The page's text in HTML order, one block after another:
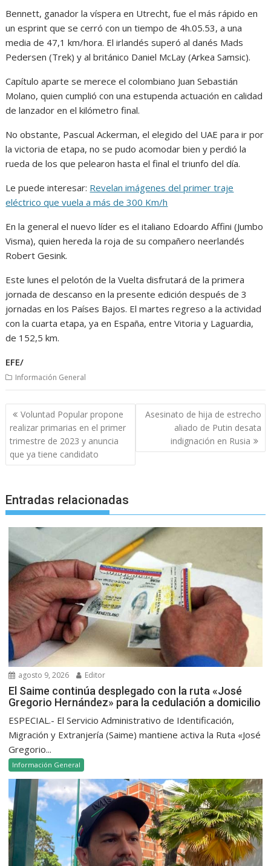
Bennett, ganador la víspera en Utrecht, fue el más rápido en
un esprint que se cerró con un tiempo de 4h.05.53, a una
media de 47,1 km/hora. El irlandés superó al danés Mads
Pedersen (Trek) y al británico Daniel McLay (Arkea Samsic).
Capítulo aparte se merece el colombiano Juan Sebastián
Molano, quien cumplió con una estupenda actuación en calidad
de lanzador en el kilómetro final.
No obstante, Pascual Ackerman, el elegido del UAE para ir por
la victoria de etapa, no se pudo acomodar bien y perdió la
rueda de los que pelearon hasta el final el triunfo del día.
Le puede interesar: Revelan imágenes del primer traje
eléctrico que vuela a más de 300 Km/h
En la general el nuevo líder es el italiano Edoardo Affini (Jumbo
Visma), quien hereda la roja de su compañero neerlandés
Robert Gesink.
Este lunes el pelotón de la Vuelta disfrutará de la primera
jornada de descanso en la presente edición después de 3
jornadas en los Países Bajos. El martes regreso a la actividad
con la cuarta etapa, ya en España, entre Vitoria y Laguardia,
de 152,5 km.
EFE/
Información General
Navegación
de
entradas
Voluntad Popular propone
realizar primarias en el primer
trimestre de 2023 y anuncia
que ya tiene candidato
Asesinato de hija de estrecho
aliado de Putin desata
indignación en Rusia
Entradas relacionadas
agosto 9, 2026 Editor
El Saime continúa desplegado con la ruta «José
Gregorio Hernández» para la cedulación a domicilio
ESPECIAL.- El Servicio Administrativo de Identificación,
Migración y Extranjería (Saime) mantiene activa la Ruta «José
Gregorio...
Información General